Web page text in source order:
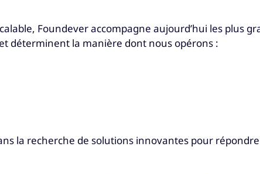
Foundever accompagne aujourd’hui les plus
déterminent la manière dont nous opérons :
la recherche de solutions innovantes pour